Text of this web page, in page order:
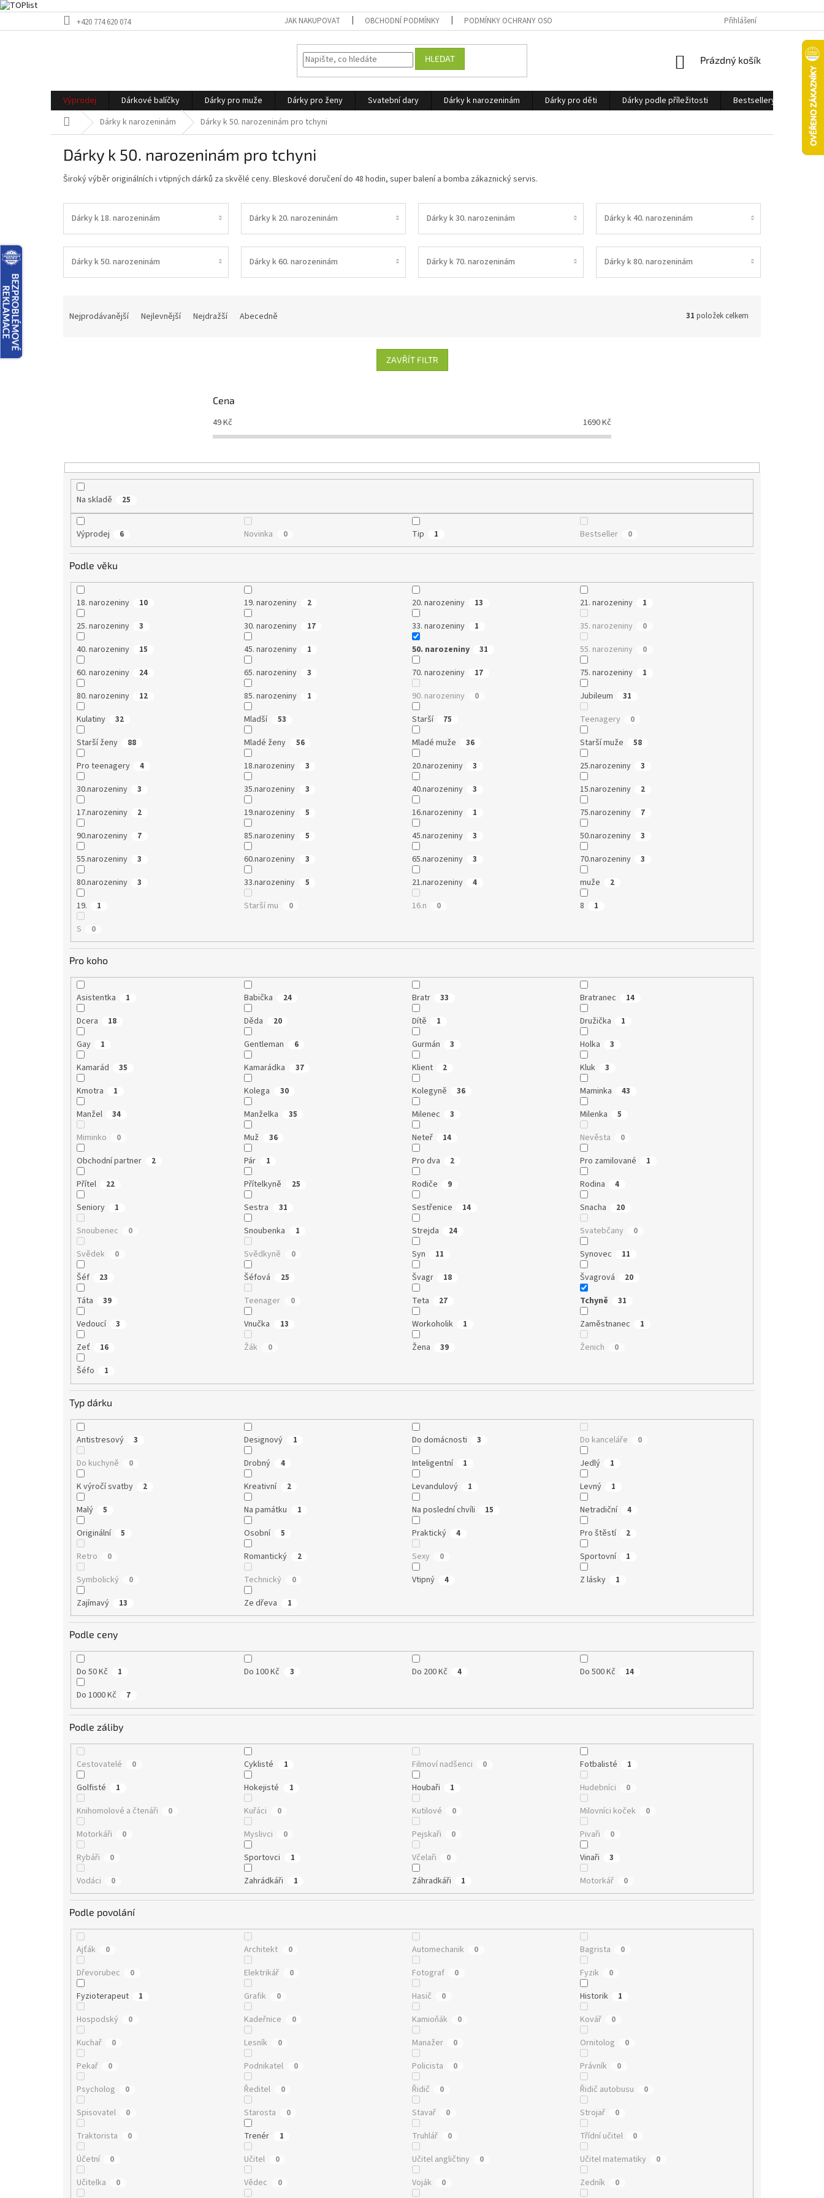
na
+420 774 620 074 JAK NAKUPOVAT OBCHODNÍ PODMÍNKY PODMÍNKY OCHRANY OSOBNÍCH ÚDAJŮ Přihlášení
HLEDAT
NÁKUPNÍ
Prázdný košík
Výprodej Dárkové balíčky Dárky pro muže Dárky pro ženy Svatební dary Dárky k narozeninám Dárky pro děti Dárky podle příležitosti Bestsellery
Domů Dárky k narozeninám Dárky k 50. narozeninám pro tchyni
Dárky k 50. narozeninám pro tchyni
Široký výběr originálních i vtipných dárků za skvělé ceny. Bleskové doručení do 48 hodin, super balení a bomba zákaznický servis.
Dárky k 18. narozeninám Dárky k 20. narozeninám Dárky k 30. narozeninám Dárky k 40. narozeninám
Dárky k 50. narozeninám Dárky k 60. narozeninám Dárky k 70. narozeninám Dárky k 80. narozeninám
t
ů
Nejprodávanější Nejlevnější Nejdražší Abecedně 31 položek celkem
ZAVŘÍT FILTR
Cena
49Kč 1690Kč
Na skladě 25
Výprodej 6 Novinka 0 Tip 1 Bestseller 0
Podle věku
18. narozeniny 10 19. narozeniny 2 20. narozeniny 13 21. narozeniny 1
25. narozeniny 3 30. narozeniny 17 33. narozeniny 1 35. narozeniny 0
40. narozeniny 15 45. narozeniny 1 50. narozeniny 31 55. narozeniny 0
60. narozeniny 24 65. narozeniny 3 70. narozeniny 17 75. narozeniny 1
80. narozeniny 12 85. narozeniny 1 90. narozeniny 0 Jubileum 31
Kulatiny 32 Mladší 53 Starší 75 Teenagery 0
Starší ženy 88 Mladé ženy 56 Mladé muže 36 Starší muže 58
Pro teenagery 4 18.narozeniny 3 20.narozeniny 3 25.narozeniny 3
30.narozeniny 3 35.narozeniny 3 40.narozeniny 3 15.narozeniny 2
17.narozeniny 2 19.narozeniny 5 16.narozeniny 1 75.narozeniny 7
90.narozeniny 7 85.narozeniny 5 45.narozeniny 3 50.narozeniny 3
55.narozeniny 3 60.narozeniny 3 65.narozeniny 3 70.narozeniny 3
80.narozeniny 3 33.narozeniny 5 21.narozeniny 4 muže 2
19. 1 Starší mu 0 16.n 0 8 1
S 0
Pro koho
Asistentka 1 Babička 24 Bratr 33 Bratranec 14
Dcera 18 Děda 20 Dítě 1 Družička 1
Gay 1 Gentleman 6 Gurmán 3 Holka 3
Kamarád 35 Kamarádka 37 Klient 2 Kluk 3
Kmotra 1 Kolega 30 Kolegyně 36 Maminka 43
Manžel 34 Manželka 35 Milenec 3 Milenka 5
Miminko 0 Muž 36 Neteř 14 Nevěsta 0
Obchodní partner 2 Pár 1 Pro dva 2 Pro zamilované 1
Přítel 22 Přítelkyně 25 Rodiče 9 Rodina 4
Seniory 1 Sestra 31 Sestřenice 14 Snacha 20
Snoubenec 0 Snoubenka 1 Strejda 24 Svatebčany 0
Svědek 0 Svědkyně 0 Syn 11 Synovec 11
Šéf 23 Šéfová 25 Švagr 18 Švagrová 20
Táta 39 Teenager 0 Teta 27 Tchyně 31
Vedoucí 3 Vnučka 13 Workoholik 1 Zaměstnanec 1
Zeť 16 Žák 0 Žena 39 Ženich 0
Šéfo 1
Typ dárku
Antistresový 3 Designový 1 Do domácnosti 3 Do kanceláře 0
Do kuchyně 0 Drobný 4 Inteligentní 1 Jedlý 1
K výročí svatby 2 Kreativní 2 Levandulový 1 Levný 1
Malý 5 Na památku 1 Na poslední chvíli 15 Netradiční 4
Originální 5 Osobní 5 Praktický 4 Pro štěstí 2
Retro 0 Romantický 2 Sexy 0 Sportovní 1
Symbolický 0 Technický 0 Vtipný 4 Z lásky 1
Zajímavý 13 Ze dřeva 1
Podle ceny
Do 50 Kč 1 Do 100 Kč 3 Do 200 Kč 4 Do 500 Kč 14
Do 1000 Kč 7
Podle záliby
Cestovatelé 0 Cyklisté 1 Filmoví nadšenci 0 Fotbalisté 1
Golfisté 1 Hokejisté 1 Houbaři 1 Hudebníci 0
Knihomolové a čtenáři 0 Kuřáci 0 Kutilové 0 Milovníci koček 0
Motorkáři 0 Myslivci 0 Pejskaři 0 Pivaři 0
Rybáři 0 Sportovci 1 Včelaři 0 Vinaři 3
Vodáci 0 Zahrádkáři 1 Záhradkáři 1 Motorkář 0
Podle povolání
Ajťák 0 Architekt 0 Automechanik 0 Bagrista 0
Dřevorubec 0 Elektrikář 0 Fotograf 0 Fyzik 0
Fyzioterapeut 1 Grafik 0 Hasič 0 Historik 1
Hospodský 0 Kadeřnice 0 Kamioňák 0 Kovář 0
Kuchař 0 Lesník 0 Manažer 0 Ornitolog 0
Pekař 0 Podnikatel 0 Policista 0 Právník 0
Psycholog 0 Ředitel 0 Řidič 0 Řidič autobusu 0
Spisovatel 0 Starosta 0 Stavař 0 Strojař 0
Traktorista 0 Trenér 1 Truhlář 0 Třídní učitel 0
Účetní 0 Učitel 0 Učitel angličtiny 0 Učitel matematiky 0
Učitelka 0 Vědec 0 Voják 0 Zedník 0